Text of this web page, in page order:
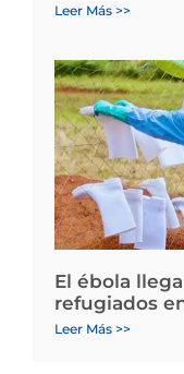
Leer Más >>
El ébola
refugiados
Leer Más >>